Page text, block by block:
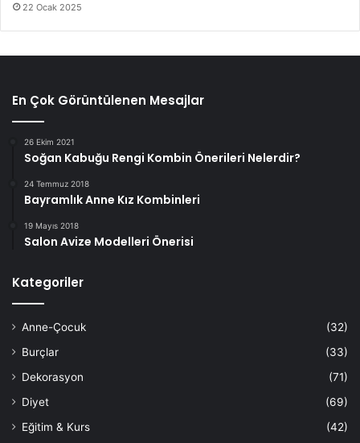
22 Ocak 2025
En Çok Görüntülenen Mesajlar
26 Ekim 2021
Soğan Kabuğu Rengi Kombin Önerileri Nelerdir?
24 Temmuz 2018
Bayramlık Anne Kız Kombinleri
19 Mayıs 2018
Salon Avize Modelleri Önerisi
Kategoriler
Anne-Çocuk
(32)
Burçlar
(33)
Dekorasyon
(71)
Diyet
(69)
Eğitim & Kurs
(42)